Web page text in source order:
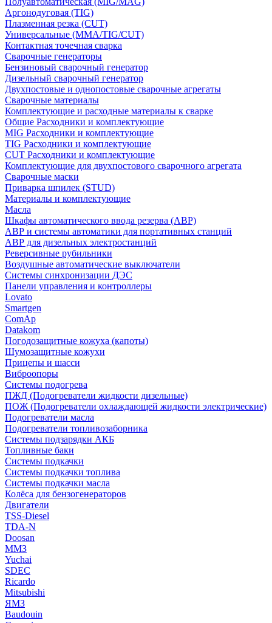
Аргонодуговая (TIG)
Плазменная резка (CUT)
Универсальные (MMA/TIG/CUT)
Контактная точечная сварка
Сварочные генераторы
Бензиновый сварочный генератор
Дизельный сварочный генератор
Двухпостовые и однопостовые сварочные агрегаты
Сварочные материалы
Комплектующие и расходные материалы к сварке
Общие Расходники и комплектующие
MIG Расходники и комплектующие
TIG Расходники и комплектующие
CUT Расходники и комплектующие
Комплектующие для двухпостового сварочного агрегата
Сварочные маски
Приварка шпилек (STUD)
Материалы и комплектующие
Масла
Шкафы автоматического ввода резерва (АВР)
АВР и системы автоматики для портативных станций
АВР для дизельных электростанций
Реверсивные рубильники
Воздушные автоматические выключатели
Системы синхронизации ДЭС
Панели управления и контроллеры
Lovato
Smartgen
ComAp
Datakom
Погодозащитные кожуха (капоты)
Шумозащитные кожухи
Прицепы и шасси
Виброопоры
Системы подогрева
ПЖД (Подогреватели жидкости дизельные)
ПОЖ (Подогреватели охлаждающей жидкости электрические)
Подогреватели масла
Подогреватели топливозаборника
Системы подзарядки АКБ
Топливные баки
Системы подкачки
Системы подкачки топлива
Системы подкачки масла
Колёса для бензогенераторов
Двигатели
TSS-Diesel
TDA-N
Doosan
ММЗ
Yuchai
SDEC
Ricardo
Mitsubishi
ЯМЗ
Baudouin